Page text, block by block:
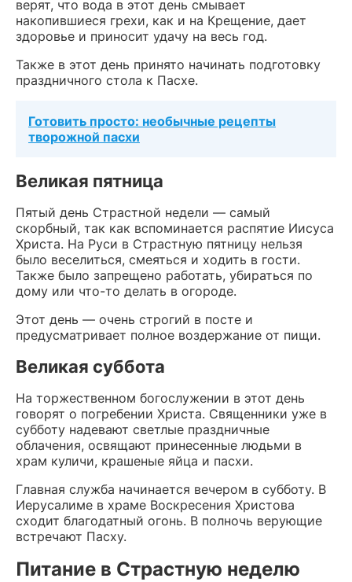
верят, что вода в этот день смывает
накопившиеся грехи, как и на Крещение, дает
здоровье и приносит удачу на весь год.
Также в этот день принято начинать подготовку
праздничного стола к Пасхе.
Готовить просто: необычные рецепты
творожной пасхи
Великая пятница
Пятый день Страстной недели — самый
скорбный, так как вспоминается распятие Иисуса
Христа. На Руси в Страстную пятницу нельзя
было веселиться, смеяться и ходить в гости.
Также было запрещено работать, убираться по
дому или что-то делать в огороде.
Этот день — очень строгий в посте и
предусматривает полное воздержание от пищи.
Великая суббота
На торжественном богослужении в этот день
говорят о погребении Христа. Священники уже в
субботу надевают светлые праздничные
облачения, освящают принесенные людьми в
храм куличи, крашеные яйца и пасхи.
Главная служба начинается вечером в субботу. В
Иерусалиме в храме Воскресения Христова
сходит благодатный огонь. В полночь верующие
встречают Пасху.
Питание в Страстную неделю